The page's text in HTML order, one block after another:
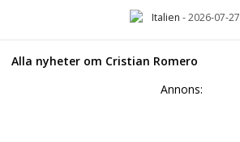
Italien -2026-07-27
Alla nyheter om Cristian Romero
Annons: